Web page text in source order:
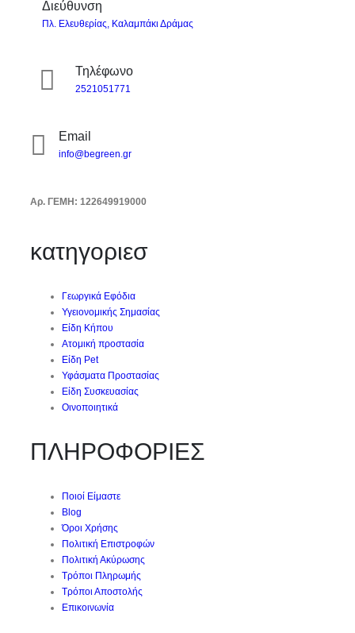
Διεύθυνση
Πλ. Ελευθερίας, Καλαμπάκι Δράμας
Τηλέφωνο
2521051771
Email
info@begreen.gr
Αρ. ΓΕΜΗ: 122649919000
κατηγοριεσ
Γεωργικά Εφόδια
Υγειονομικής Σημασίας
Είδη Κήπου
Ατομική προστασία
Είδη Pet
Υφάσματα Προστασίας
Είδη Συσκευασίας
Οινοποιητικά
ΠΛΗΡΟΦΟΡΙΕΣ
Ποιοί Είμαστε
Blog
Όροι Χρήσης
Πολιτική Επιστροφών
Πολιτική Ακύρωσης
Τρόποι Πληρωμής
Τρόποι Αποστολής
Επικοινωνία